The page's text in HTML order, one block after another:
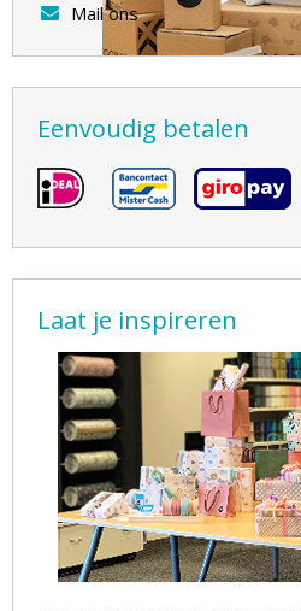
Mail ons
Eenvoudig betalen
Laat je inspireren